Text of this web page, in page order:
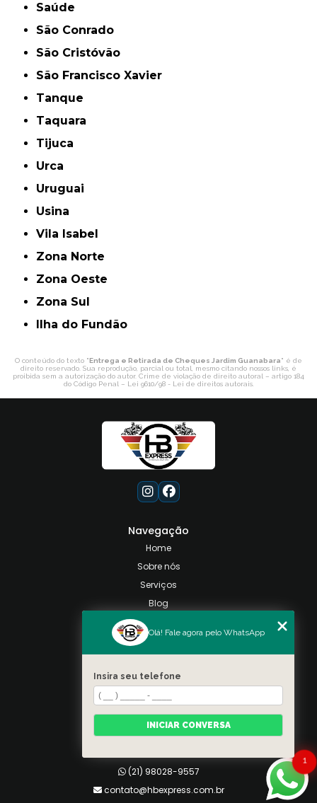
Saúde
São Conrado
São Cristóvão
São Francisco Xavier
Tanque
Taquara
Tijuca
Urca
Uruguai
Usina
Vila Isabel
Zona Norte
Zona Oeste
Zona Sul
ilha do Fundão
O conteúdo do texto "Entrega e Retirada de Cheques Jardim Guanabara" é de
direito reservado. Sua reprodução, parcial ou total, mesmo citando nossos links, é
proibida sem a autorização do autor. Crime de violação de direito autoral – artigo 184
do Código Penal – Lei 9610/98 - Lei de direitos autorais.
Navegação
Home
Sobre nós
Serviços
Blog
Categorias
Mapa do site
Contato
Taquara, Rio de Janeiro
(21) 98028-9557
(21) 98028-9557
contato@hbexpress.com.br
1
Olá! Fale agora pelo WhatsApp
Insira seu telefone
INICIAR CONVERSA